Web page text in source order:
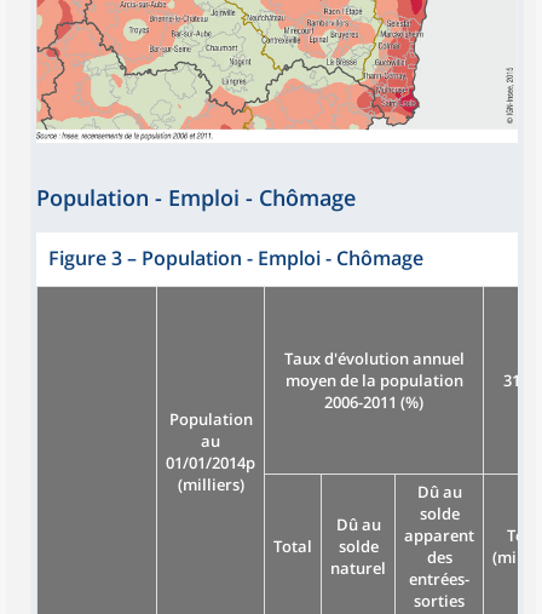
Population - Emploi - Chômage
Figure 3– Population - Emploi - Chômage
Population
au
01/01/2014p
(milliers)
Taux d'évolution annuel
moyen de la population
2006-2011 (%)
31/
Total
Dû au
solde
naturel
Dû au
solde
apparent
des
entrées-
sorties